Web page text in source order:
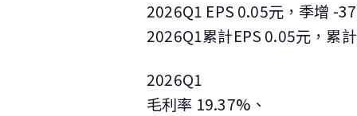
2026Q1 EPS 0.05元，季增 -
2026Q1累計EPS 0.05元，累
2026Q1
毛利率 19.37%、